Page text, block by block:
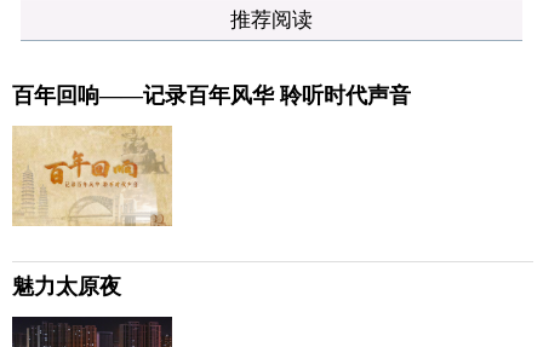
推荐阅读
百年回响——记录百年风华 聆听时代声音
魅力太原夜